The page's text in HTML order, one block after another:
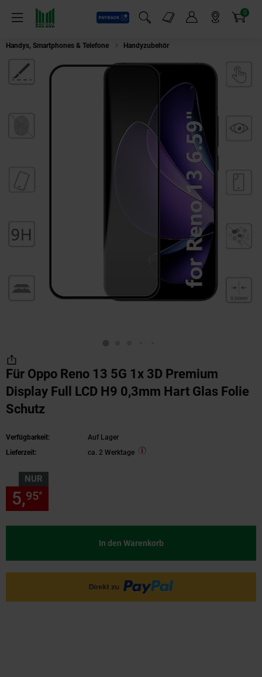
Menü
Payback
Suchfeld einblenden
Markt-Angebote 0
Artikel
Handys, Smartphones & Telefone Handyzubehör
Für Oppo Reno 13 5G 1x 3D Premium
Display Full LCD H9 0,3mm Hart Glas Folie
Schutz
Verfügbarkeit:
Auf Lager
Lieferzeit:
ca. 2 Werktage
NUR
5,95*
In den Warenkorb